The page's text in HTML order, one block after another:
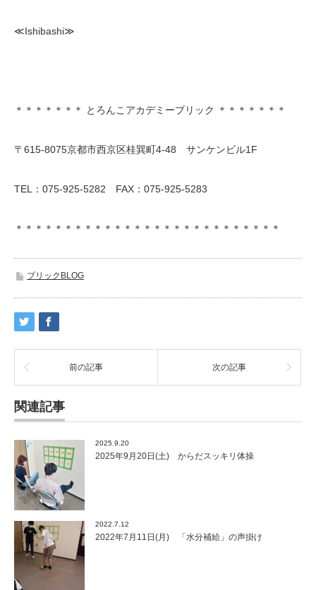
≪Ishibashi≫
＊＊＊＊＊＊＊ とろんこアカデミーブリック ＊＊＊＊＊＊＊
〒615-8075京都市西京区桂巽町4-48 サンケンビル1F
TEL：075-925-5282 FAX：075-925-5283
＊＊＊＊＊＊＊＊＊＊＊＊＊＊＊＊＊＊＊＊＊＊＊＊＊＊＊
ブリックBLOG
前の記事 次の記事
関連記事
2025.9.20
2025年9月20日(土) からだスッキリ体操
2022.7.12
2022年7月11日(月) 「水分補給」の声掛け